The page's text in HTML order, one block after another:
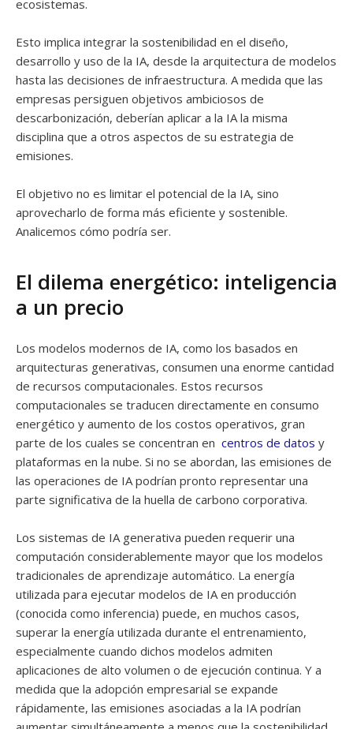
ecosistemas.
Esto implica integrar la sostenibilidad en el diseño,
desarrollo y uso de la IA, desde la arquitectura de modelos
hasta las decisiones de infraestructura. A medida que las
empresas persiguen objetivos ambiciosos de
descarbonización, deberían aplicar a la IA la misma
disciplina que a otros aspectos de su estrategia de
emisiones.
El objetivo no es limitar el potencial de la IA, sino
aprovecharlo de forma más eficiente y sostenible.
Analicemos cómo podría ser.
El dilema energético: inteligencia
a un precio
Los modelos modernos de IA, como los basados ​​en
arquitecturas generativas, consumen una enorme cantidad
de recursos computacionales. Estos recursos
computacionales se traducen directamente en consumo
energético y aumento de los costos operativos, gran
parte de los cuales se concentran en centros de datos y
plataformas en la nube. Si no se abordan, las emisiones de
las operaciones de IA podrían pronto representar una
parte significativa de la huella de carbono corporativa.
Los sistemas de IA generativa pueden requerir una
computación considerablemente mayor que los modelos
tradicionales de aprendizaje automático. La energía
utilizada para ejecutar modelos de IA en producción
(conocida como inferencia) puede, en muchos casos,
superar la energía utilizada durante el entrenamiento,
especialmente cuando dichos modelos admiten
aplicaciones de alto volumen o de ejecución continua. Y a
medida que la adopción empresarial se expande
rápidamente, las emisiones asociadas a la IA podrían